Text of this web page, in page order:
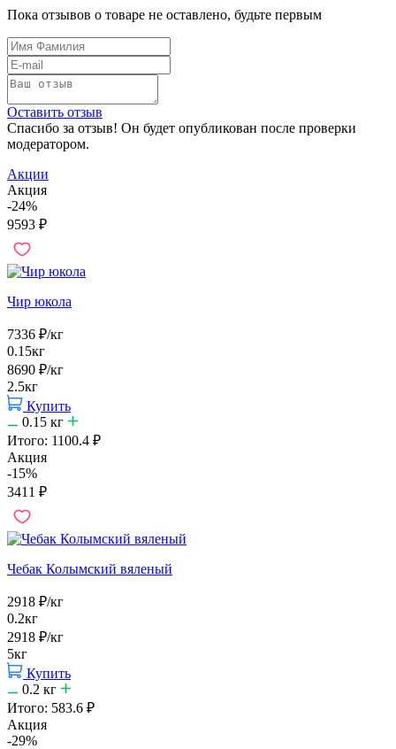
Пока отзывов о товаре не оставлено, будьте первым
Оставить отзыв
Спасибо за отзыв! Он будет опубликован после проверки
модератором.
Акции
Акция
-24%
9593 ₽
Чир юкола
7336 ₽/кг
0.15кг
8690 ₽/кг
2.5кг
Купить
0.15 кг
Итого: 1100.4 ₽
Акция
-15%
3411 ₽
Чебак Колымский вяленый
2918 ₽/кг
0.2кг
2918 ₽/кг
5кг
Купить
0.2 кг
Итого: 583.6 ₽
Акция
-29%